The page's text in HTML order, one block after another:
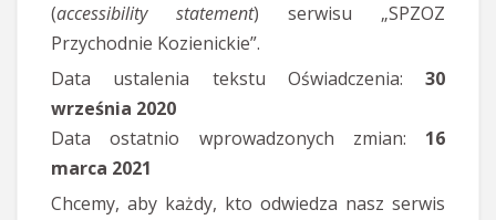
(accessibility statement) serwisu „SPZOZ
Przychodnie Kozienickie”.
Data ustalenia tekstu Oświadczenia: 30
września 2020
Data ostatnio wprowadzonych zmian: 16
marca 2021
Chcemy, aby każdy, kto odwiedza nasz serwis